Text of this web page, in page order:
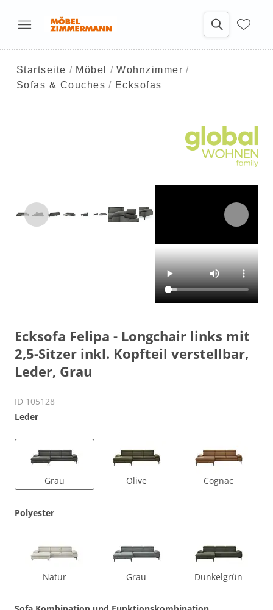
Startseite Möbel
Wohnzimmer
Sofas & Couches
Ecksofas
Ecksofa Felipa - Longchair links mit
2,5-Sitzer inkl. Kopfteil verstellbar,
Leder, Grau
ID 105128
Leder
Grau Olive Cognac
Polyester
Natur Grau Dunkelgrün